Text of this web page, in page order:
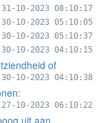
31-10-2023 08:10:17
30-10-2023 05:10:05
30-10-2023 05:10:37
30-10-2023 04:10:15
of
30-10-2023 04:10:38
27-10-2023 06:10:22
uit aan